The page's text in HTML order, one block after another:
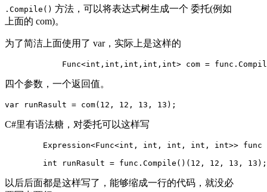
.Compile() 方法，可以将表达式树生成一个 委托(例如
上面的 com)。
为了简洁上面使用了 var，实际上是这样的
Func<int,int,int,int,int> com =
四个参数，一个返回值。
var runRasult = com(12, 12, 13, 13);
C#里有语法糖，对委托可以这样写
Expression<Func<int, int, int, int, int>>
        int runRasult = func.Compile()(12, 12, 13, 13);
以后后面都是这样写了，能够缩成一行的代码，就没必